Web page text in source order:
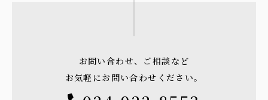
お問い合わせ、ご相談など
お気軽にお問い合わせください。